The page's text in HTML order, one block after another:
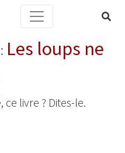
Les loups ne
livre ? Dites-le.